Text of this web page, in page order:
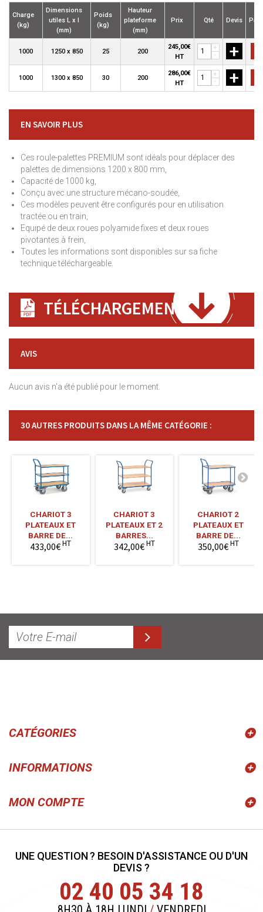
Charge
(kg)
Dimensions
utiles L x l
(mm)
Poids
(kg)
Hauteur
plateforme
(mm)
Prix Qté Devis
1000 1250 x 850 25 200
245,00€
HT
+
-
+
1000 1300 x 850 30 200
286,00€
HT
+
-
+
EN SAVOIR PLUS
Ces roule-palettes PREMIUM sont idéals pour déplacer des
palettes de dimensions 1200 x 800 mm,
Capacité de 1000 kg,
Conçu avec une structure mécano-soudée,
Ces modèles peuvent être configurés pour en utilisation
tractée ou en train,
Equipé de deux roues polyamide fixes et deux roues
pivotantes à frein,
Toutes les informations sont disponibles sur sa fiche
technique téléchargeable.
TÉLÉCHARGEMENT
AVIS
Aucun avis n'a été publié pour le moment.
30 AUTRES PRODUITS DANS LA MÊME CATÉGORIE :
CHARIOT 3
PLATEAUX ET
BARRE DE...
433,00€HT
CHARIOT 3
PLATEAUX ET 2
BARRES...
342,00€HT
CHARIOT 2
PLATEAUX ET
BARRE DE...
350,00€HT
CATÉGORIES
INFORMATIONS
MON COMPTE
UNE QUESTION ? BESOIN D'ASSISTANCE OU D'UN
DEVIS ?
02 40 05 34 18